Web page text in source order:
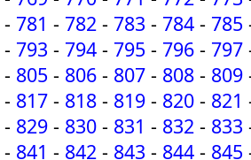
- 781 - 782 - 783 - 784 - 785
- 793 - 794 - 795 - 796 - 797
- 805 - 806 - 807 - 808 - 809
- 817 - 818 - 819 - 820 - 821
- 829 - 830 - 831 - 832 - 833
- 841 - 842 - 843 - 844 - 845